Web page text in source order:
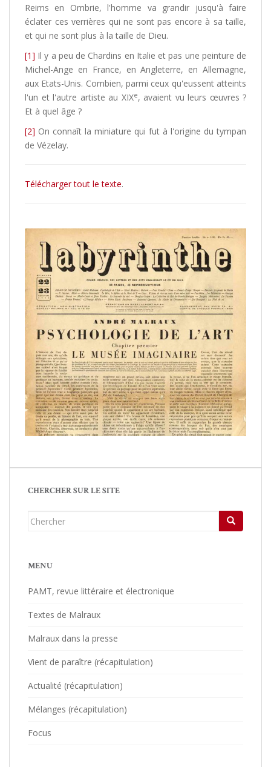
Reims en Ombrie, l'homme va grandir jusqu'à faire
éclater ces verrières qui ne sont pas encore à sa taille,
et qui ne sont plus à la taille de Dieu.
[1] Il y a peu de Chardins en Italie et pas une peinture de
Michel-Ange en France, en Angleterre, en Allemagne,
aux Etats-Unis. Combien, parmi ceux qu'eussent atteints
l'un et l'autre artiste au XIXe, avaient vu leurs œuvres ?
Et à quel âge ?
[2] On connaît la miniature qui fut à l'origine du tympan
de Vézelay.
Télécharger tout le texte.
CHERCHER SUR LE SITE
Chercher...
MENU
PAMT, revue littéraire et électronique
Textes de Malraux
Malraux dans la presse
Vient de paraître (récapitulation)
Actualité (récapitulation)
Mélanges (récapitulation)
Focus